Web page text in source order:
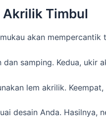
Akrilik Timbul
akan mempercantik
samping. Kedua, ukir
lem akrilik.
desain Anda.